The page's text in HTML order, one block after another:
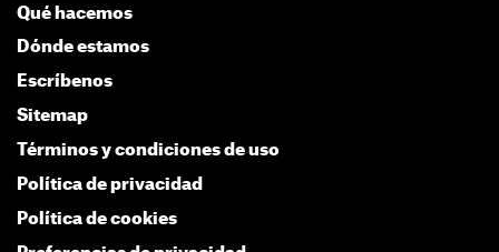
Qué hacemos
Dónde estamos
Escríbenos
Sitemap
Términos y condiciones de uso
Política de privacidad
Política de cookies